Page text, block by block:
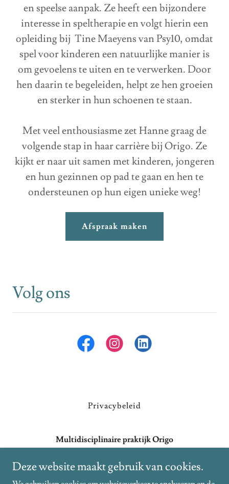
en speelse aanpak. Ze heeft een bijzondere
interesse in speltherapie en volgt hierin een
opleiding bij Tine Maeyens van Psy10, omdat
spel voor kinderen een natuurlijke manier is
om gevoelens te uiten en te verwerken. Door
hen daarin te begeleiden, helpt ze hen groeien
en sterker in hun schoenen te staan.
Met veel enthousiasme zet Hanne graag de
volgende stap in haar carrière bij Origo. Ze
kijkt er naar uit samen met kinderen, jongeren
en hun gezinnen op pad te gaan en hen te
ondersteunen op hun eigen unieke weg!
Afspraak maken
Volg ons
Privacybeleid
Multidisciplinaire praktijk Origo
Avermaat 155, 9240 Zele, East Flanders, Belgium
0468131023
Deze website maakt gebruik van cookies.